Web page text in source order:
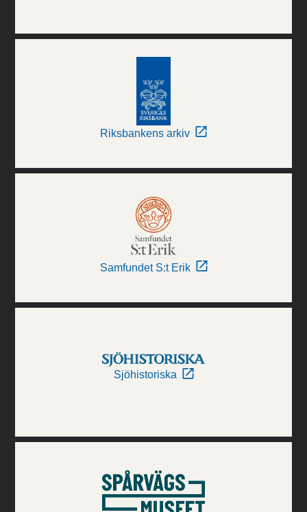
Riksbankens arkiv
Samfundet S:t Erik
Sjöhistoriska